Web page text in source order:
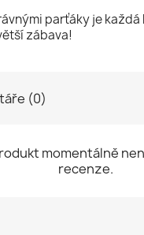
parťáky je každá
zábava!
(0)
momentálně
recenze.